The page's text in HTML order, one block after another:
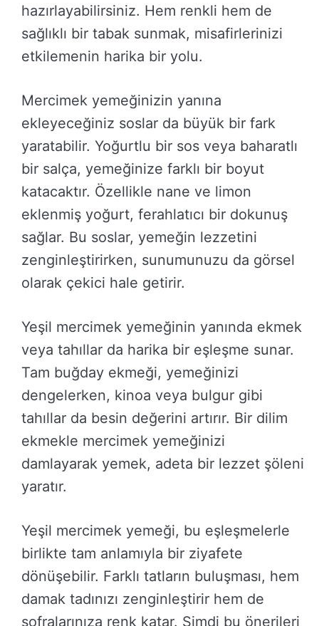
hazırlayabilirsiniz. Hem renkli hem de
sağlıklı bir tabak sunmak, misafirlerinizi
etkilemenin harika bir yolu.
Mercimek yemeğinizin yanına
ekleyeceğiniz soslar da büyük bir fark
yaratabilir. Yoğurtlu bir sos veya baharatlı
bir salça, yemeğinize farklı bir boyut
katacaktır. Özellikle nane ve limon
eklenmiş yoğurt, ferahlatıcı bir dokunuş
sağlar. Bu soslar, yemeğin lezzetini
zenginleştirirken, sunumunuzu da görsel
olarak çekici hale getirir.
Yeşil mercimek yemeğinin yanında ekmek
veya tahıllar da harika bir eşleşme sunar.
Tam buğday ekmeği, yemeğinizi
dengelerken, kinoa veya bulgur gibi
tahıllar da besin değerini artırır. Bir dilim
ekmekle mercimek yemeğinizi
damlayarak yemek, adeta bir lezzet şöleni
yaratır.
Yeşil mercimek yemeği, bu eşleşmelerle
birlikte tam anlamıyla bir ziyafete
dönüşebilir. Farklı tatların buluşması, hem
damak tadınızı zenginleştirir hem de
sofralarınıza renk katar. Şimdi bu önerileri